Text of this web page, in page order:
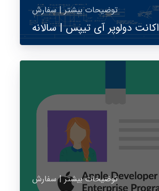
توضیحات بیشتر | سفارش
اکانت دولوپر آی تیپس | سالانه
توضیحات بیشتر | سفارش